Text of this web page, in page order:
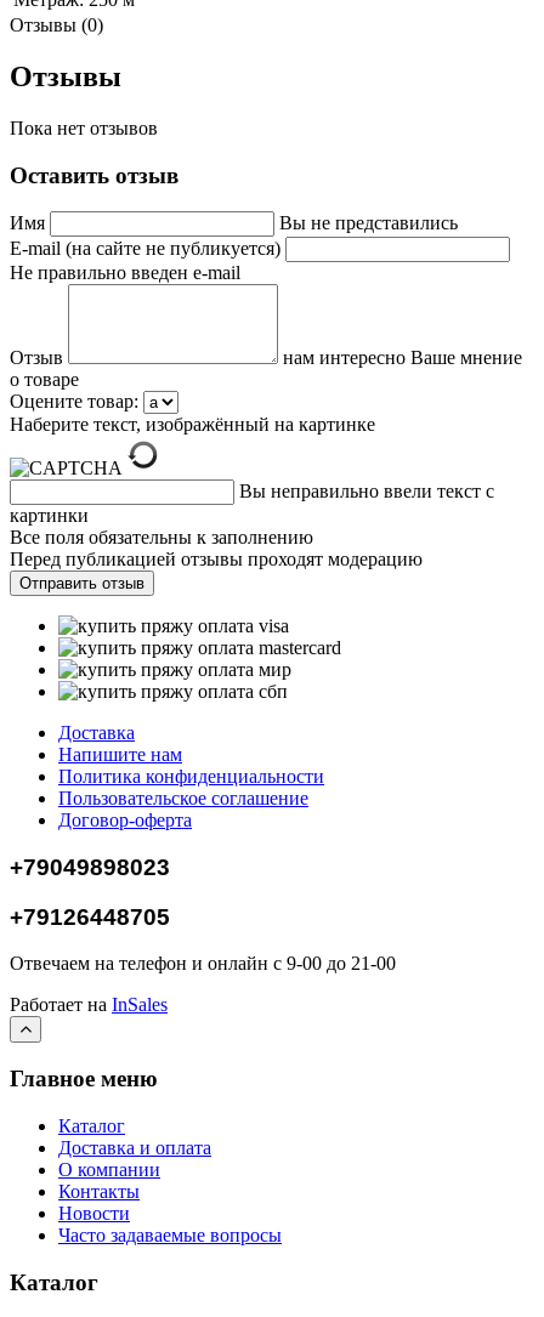
Отзывы (0)
Отзывы
Пока нет отзывов
Оставить отзыв
Имя
Вы не представились
E-mail (на сайте не публикуется)
Не правильно введен e-mail
Отзыв
нам интересно Ваше мнение
о товаре
Оцените товар:
Наберите текст, изображённый на картинке
Вы неправильно ввели текст с
картинки
Все поля обязательны к заполнению
Перед публикацией отзывы проходят модерацию
Доставка
Напишите нам
Политика конфиденциальности
Пользовательское соглашение
Договор-оферта
+79049898023
+79126448705
Отвечаем на телефон и онлайн с 9-00 до 21-00
Работает на InSales
Главное меню
Каталог
Доставка и оплата
О компании
Контакты
Новости
Часто задаваемые вопросы
Каталог